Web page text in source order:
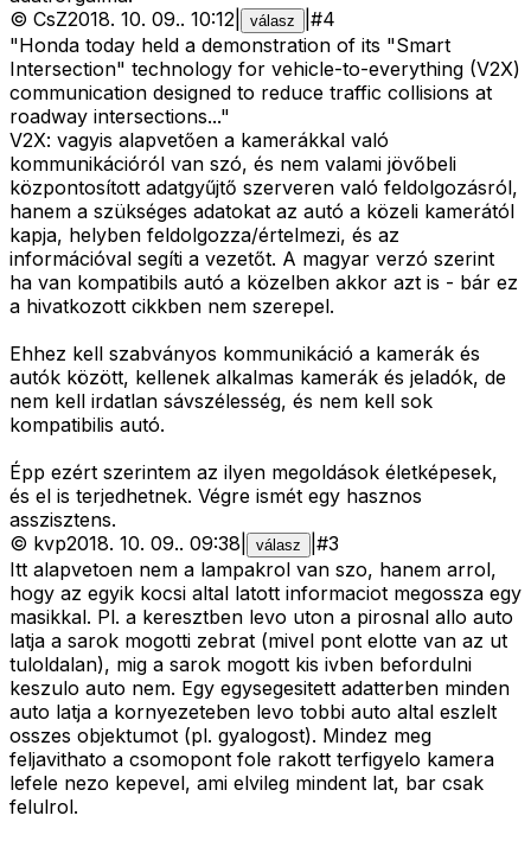
© CsZ2018. 10. 09.. 10:12 válasz #4
"Honda today held a demonstration of its "Smart
Intersection" technology for vehicle-to-everything (V2X)
communication designed to reduce traffic collisions at
roadway intersections..."
V2X: vagyis alapvetően a kamerákkal való
kommunikációról van szó, és nem valami jövőbeli
központosított adatgyűjtő szerveren való feldolgozásról,
hanem a szükséges adatokat az autó a közeli kamerától
kapja, helyben feldolgozza/értelmezi, és az
információval segíti a vezetőt. A magyar verzó szerint
ha van kompatibils autó a közelben akkor azt is - bár ez
a hivatkozott cikkben nem szerepel.
Ehhez kell szabványos kommunikáció a kamerák és
autók között, kellenek alkalmas kamerák és jeladók, de
nem kell irdatlan sávszélesség, és nem kell sok
kompatibilis autó.
Épp ezért szerintem az ilyen megoldások életképesek,
és el is terjedhetnek. Végre ismét egy hasznos
asszisztens.
© kvp2018. 10. 09.. 09:38 válasz #3
Itt alapvetoen nem a lampakrol van szo, hanem arrol,
hogy az egyik kocsi altal latott informaciot megossza egy
masikkal. Pl. a keresztben levo uton a pirosnal allo auto
latja a sarok mogotti zebrat (mivel pont elotte van az ut
tuloldalan), mig a sarok mogott kis ivben befordulni
keszulo auto nem. Egy egysegesitett adatterben minden
auto latja a kornyezeteben levo tobbi auto altal eszlelt
osszes objektumot (pl. gyalogost). Mindez meg
feljavithato a csomopont fole rakott terfigyelo kamera
lefele nezo kepevel, ami elvileg mindent lat, bar csak
felulrol.